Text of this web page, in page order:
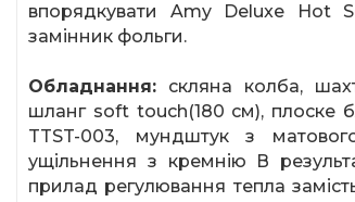
впорядкувати Amy Deluxe Hot
замінник фольги.
Обладнання: скляна колба,
шланг soft touch(180 см), плоске
TTST-003, мундштук з
ущільнення з кремнію В
прилад регулювання тепла